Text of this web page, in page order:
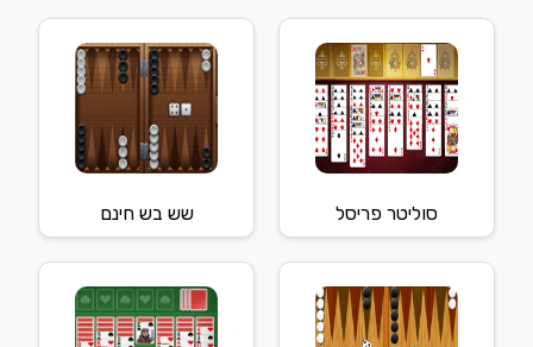
סוליטר פריסל שש בש חינם